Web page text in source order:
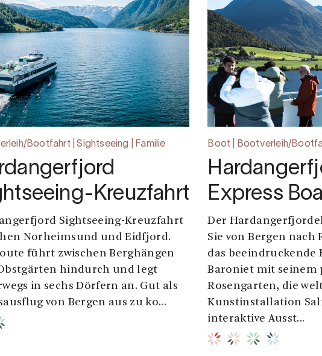
Bootfahrt | Sightseeing | Familie
Kreuzfahrt
Sightseeing-Kreuzfahrt
Norheimsund und Eidfjord.
führt zwischen Berghängen
hindurch und legt
in sechs Dörfern an. Gut als
von Bergen aus zu ko...
Boot | Bootverleih/
Express
Der
Sie von Bergen nach
das beeindruckende
Baroniet mit seinem
Rosengarten, die
Kunstinstallation
interaktive Ausst...